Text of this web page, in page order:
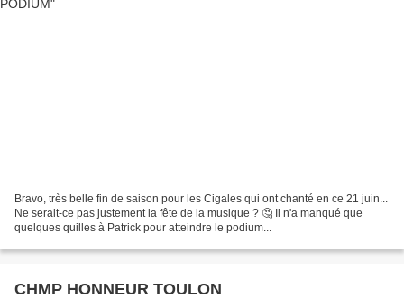
Bravo, très belle fin de saison pour les Cigales qui ont chanté en ce 21 juin...
Ne serait-ce pas justement la fête de la musique ? 🤔 Il n'a manqué que
quelques quilles à Patrick pour atteindre le podium...
CHMP HONNEUR TOULON